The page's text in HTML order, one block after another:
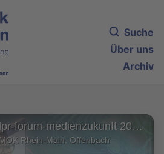
Suche
Über uns
Archiv
lpr-forum-medienzukunft 2021: Diskussion (1)
MOK Rhein-Main, Offenbach